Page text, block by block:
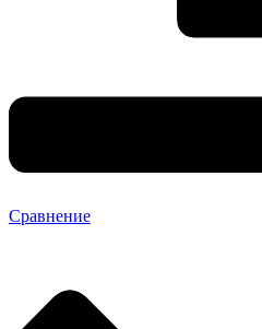
Сравнение